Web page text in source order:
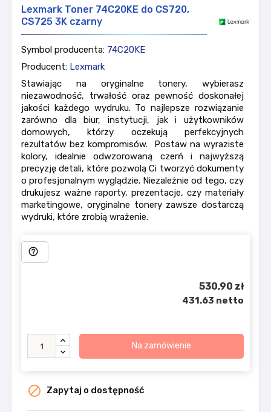
Lexmark Toner 74C20KE do CS720,
CS725 3K czarny
Symbol producenta: 74C20KE
Producent: Lexmark
Stawiając na oryginalne tonery, wybierasz
niezawodność, trwałość oraz pewność doskonałej
jakości każdego wydruku. To najlepsze rozwiązanie
zarówno dla biur, instytucji, jak i użytkowników
domowych, którzy oczekują perfekcyjnych
rezultatów bez kompromisów. Postaw na wyraziste
kolory, idealnie odwzorowaną czerń i najwyższą
precyzję detali, które pozwolą Ci tworzyć dokumenty
o profesjonalnym wyglądzie. Niezależnie od tego, czy
drukujesz ważne raporty, prezentacje, czy materiały
marketingowe, oryginalne tonery zawsze dostarczą
wydruki, które zrobią wrażenie.
help_outline
530,90 zł
431.63 netto
Na zamówienie
 Zapytaj o dostępność